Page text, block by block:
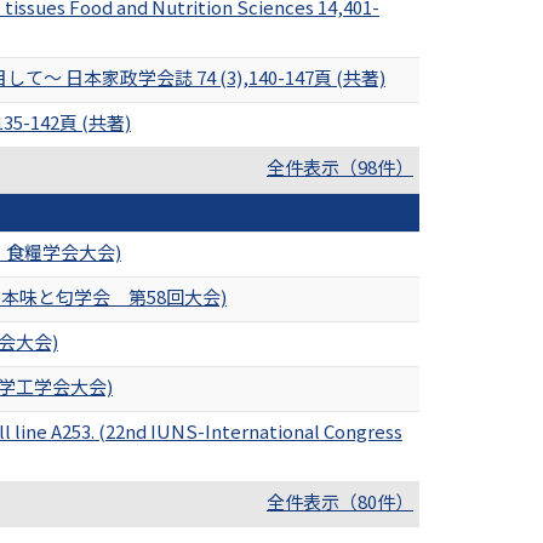
Food and Nutrition Sciences 14,401-
て～ 日本家政学会誌 74 (3),140-147頁 (共著)
142頁 (共著)
全件表示（98件）
糧学会大会)
本味と匂学会 第58回大会)
大会)
工学会大会)
A253. (22nd IUNS-International Congress
全件表示（80件）